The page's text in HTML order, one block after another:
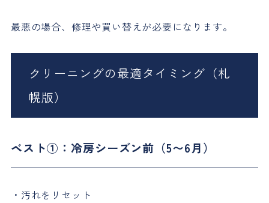
最悪の場合、修理や買い替えが必要になります。
クリーニングの最適タイミング（札
幌版）
ベスト①：冷房シーズン前（5〜6月）
・汚れをリセット